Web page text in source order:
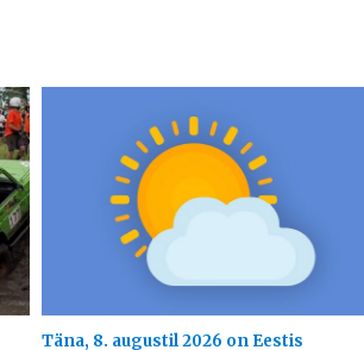
Täna, 8. augustil 2026 on Eestis